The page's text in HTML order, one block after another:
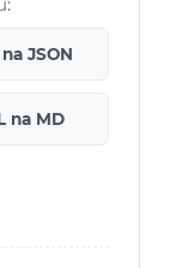
JSON
na MD